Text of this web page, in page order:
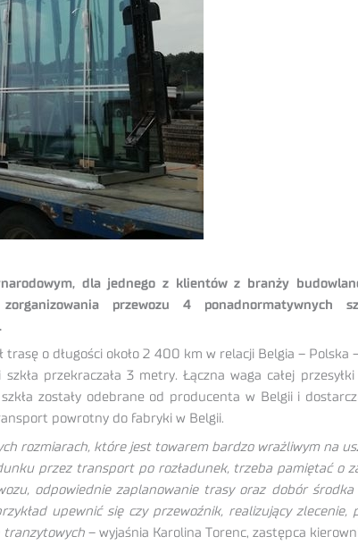
dla jednego z klientów z branży
przewozu 4
o długości około 2 400 km w relacji Belgia –
przekraczała 3 metry. Łączna waga całej
zostały odebrane od producenta w Belgii i
powrotny do fabryki w Belgii.
rozmiarach, które jest towarem bardzo wrażliwym na
przez transport po rozładunek, trzeba pamiętać o
odpowiednie zaplanowanie trasy oraz dobór
upewnić się czy przewoźnik, realizujący
tranzytowych – wyjaśnia Karolina Torenc, zastępca